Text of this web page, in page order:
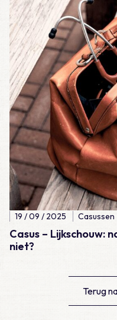
Casus – Lijkschouw:
niet?
19 / 09 / 2025 Casussen
Terug